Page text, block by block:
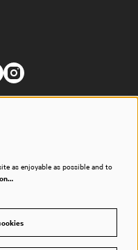
as enjoyable as possible and to